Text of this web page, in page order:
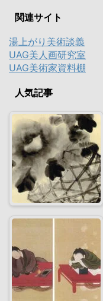
関連サイト
湯上がり美術談義
UAG美人画研究室
UAG美術家資料棚
人気記事